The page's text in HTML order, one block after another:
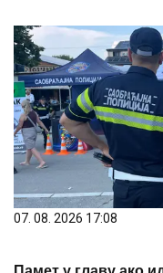
07. 08. 2026 17:08